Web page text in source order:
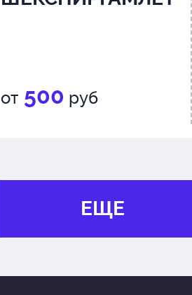
от 500 руб
ЕЩЕ